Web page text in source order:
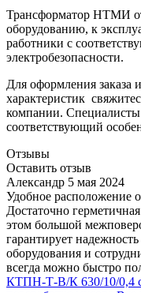
Трансформатор НТМИ
оборудованию, к
работники с
электробезопасности.
Для оформления заказа
характеристик
компании.
соответствующий
Отзывы
Оставить отзыв
Александр 5 мая 2024
Удобное расположение
Достаточно
этом большой
гарантирует
оборудования и
всегда можно быстро
КТПН-Т-В/К 630/10/0,4